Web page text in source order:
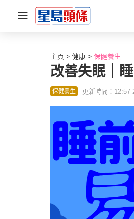
主頁 健康 保健養生
改善失眠｜
保健養生 更新時間：12:57